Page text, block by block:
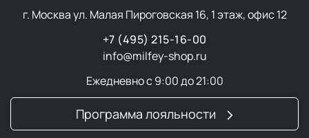
г. Москва ул. Малая Пироговская 16, 1 этаж, офис 12
+7 (495) 215-16-00
info@milfey-shop.ru
Ежедневно с 9:00 до 21:00
Программа лояльности